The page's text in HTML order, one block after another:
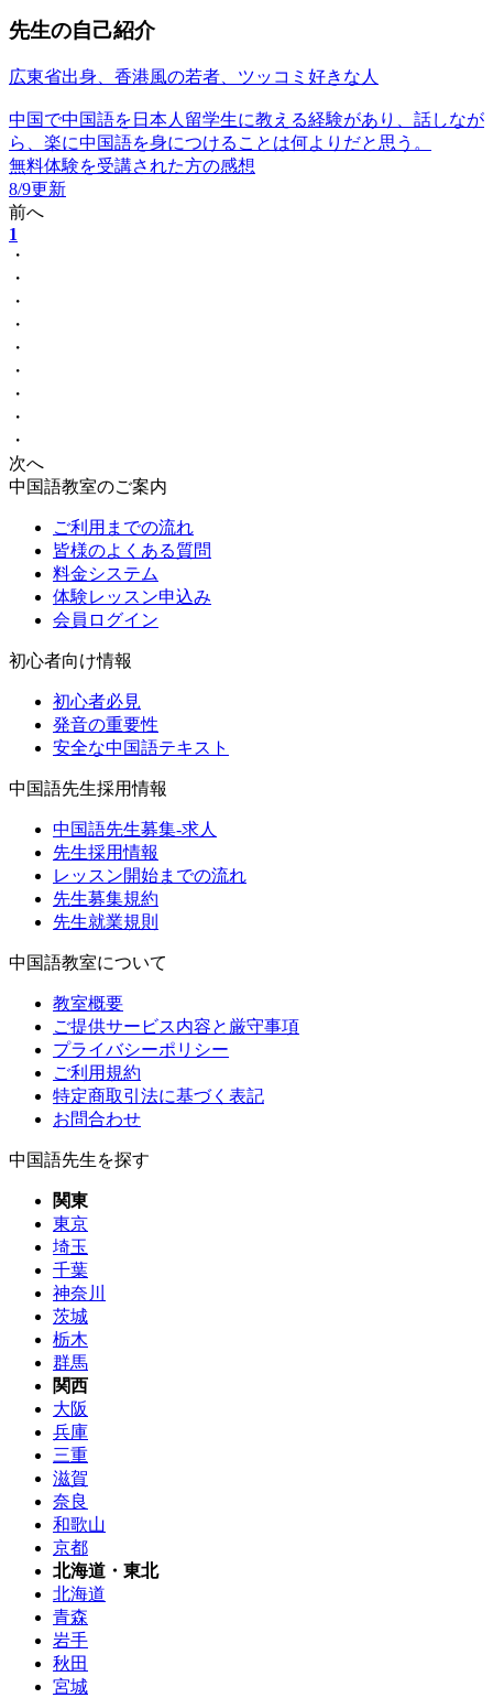
先生の自己紹介
広東省出身、香港風の若者、ツッコミ好きな人
中国で中国語を日本人留学生に教える経験があり、話しなが
ら、楽に中国語を身につけることは何よりだと思う。
無料体験を受講された方の感想
8/9更新
前へ
1
・
・
・
・
・
・
・
・
・
次へ
中国語教室のご案内
ご利用までの流れ
皆様のよくある質問
料金システム
体験レッスン申込み
会員ログイン
初心者向け情報
初心者必見
発音の重要性
安全な中国語テキスト
中国語先生採用情報
中国語先生募集-求人
先生採用情報
レッスン開始までの流れ
先生募集規約
先生就業規則
中国語教室について
教室概要
ご提供サービス内容と厳守事項
プライバシーポリシー
ご利用規約
特定商取引法に基づく表記
お問合わせ
中国語先生を探す
関東
東京
埼玉
千葉
神奈川
茨城
栃木
群馬
関西
大阪
兵庫
三重
滋賀
奈良
和歌山
京都
北海道・東北
北海道
青森
岩手
秋田
宮城